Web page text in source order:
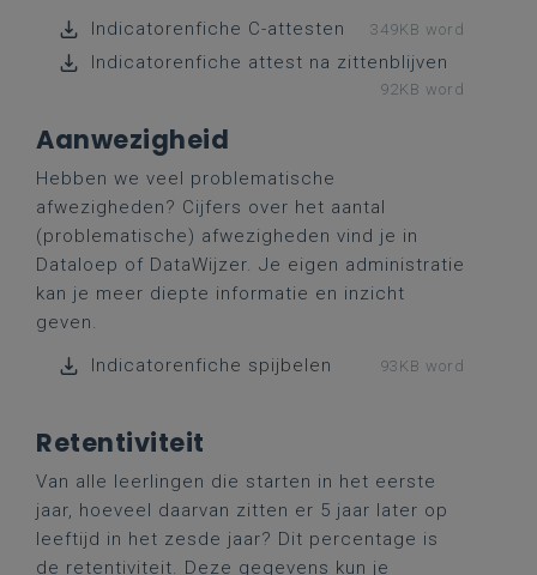
Indicatorenfiche C-attesten 349KB word
Indicatorenfiche attest na zittenblijven
92KB word
Aanwezigheid
Hebben we veel problematische
afwezigheden? Cijfers over het aantal
(problematische) afwezigheden vind je in
Dataloep of DataWijzer. Je eigen administratie
kan je meer diepte informatie en inzicht
geven.
Indicatorenfiche spijbelen
93KB word
Retentiviteit
Van alle leerlingen die starten in het eerste
jaar, hoeveel daarvan zitten er 5 jaar later op
leeftijd in het zesde jaar? Dit percentage is
de retentiviteit. Deze gegevens kun je